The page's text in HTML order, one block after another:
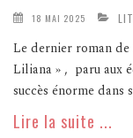
18 MAI 2025
Le dernier roman
Liliana » , paru aux
succès énorme dans
Lire la suite ...